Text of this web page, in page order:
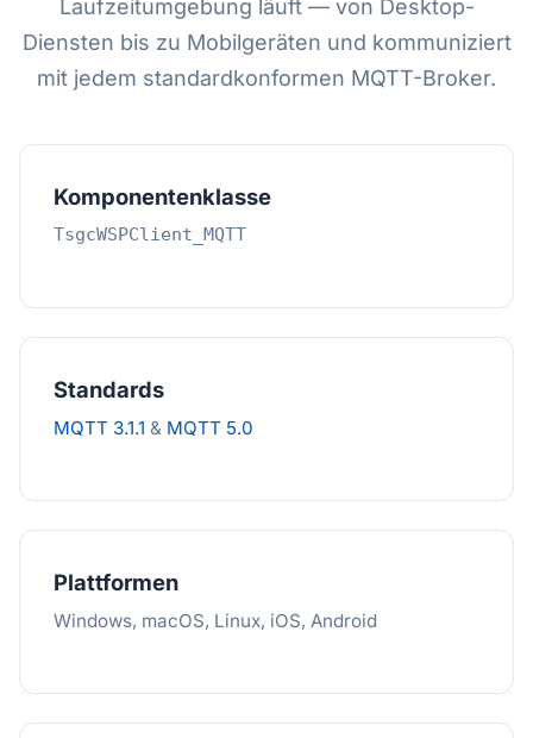
Laufzeitumgebung läuft — von Desktop-
Diensten bis zu Mobilgeräten und kommuniziert
mit jedem standardkonformen MQTT-Broker.
Komponentenklasse
TsgcWSPClient_MQTT
Standards
MQTT 3.1.1 & MQTT 5.0
Plattformen
Windows, macOS, Linux, iOS, Android